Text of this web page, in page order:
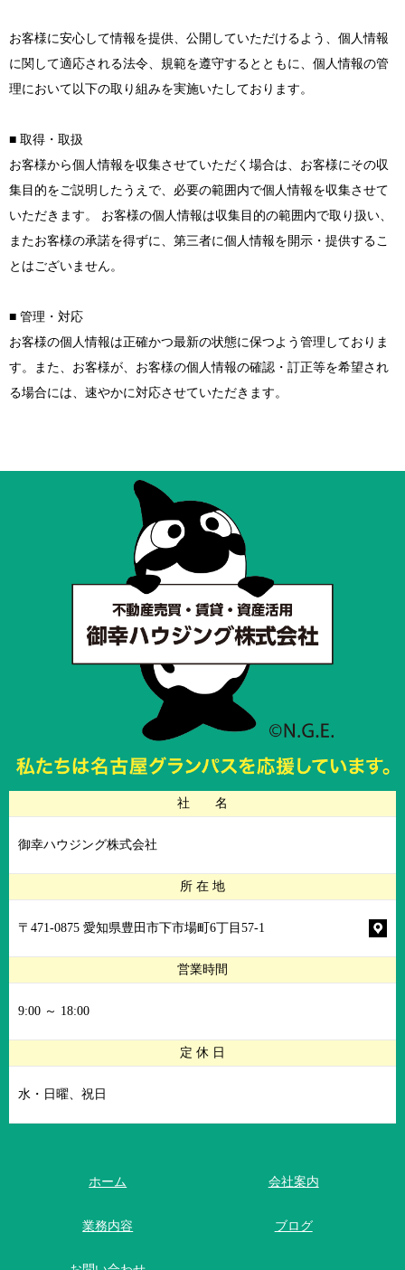
お客様に安心して情報を提供、公開していただけるよう、個人情報
に関して適応される法令、規範を遵守するとともに、個人情報の管
理において以下の取り組みを実施いたしております。
■ 取得・取扱
お客様から個人情報を収集させていただく場合は、お客様にその収
集目的をご説明したうえで、必要の範囲内で個人情報を収集させて
いただきます。 お客様の個人情報は収集目的の範囲内で取り扱い、
またお客様の承諾を得ずに、第三者に個人情報を開示・提供するこ
とはございません。
■ 管理・対応
お客様の個人情報は正確かつ最新の状態に保つよう管理しておりま
す。また、お客様が、お客様の個人情報の確認・訂正等を希望され
る場合には、速やかに対応させていただきます。
社 名
御幸ハウジング株式会社
所 在 地
〒471-0875 愛知県豊田市下市場町6丁目57-1
営業時間
9:00 ～ 18:00
定 休 日
水・日曜、祝日
ホーム 会社案内
業務内容 ブログ